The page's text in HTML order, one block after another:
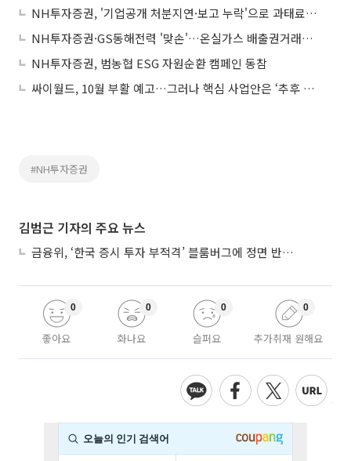
NH투자증권, '기업공개 처분지연·보고 누락'으로 과태료 4400만원 부과
NH투자증권·GS동해전력 '맞손'…온실가스 배출권거래제 상호 협력
NH투자증권, 범농협 ESG 자원순환 캠페인 동참
싸이월드, 10월 부활 예고…그러나 핵심 사업안은 ‘추후 공개’
#NH투자증권
김범근 기자의 주요 뉴스
금융위, ‘한국 증시 투자 부적격’ 블룸버그에 정면 반박…“근거 불분명”
좋아요
0
화나요
0
슬퍼요
0
추가취재 원해요
0